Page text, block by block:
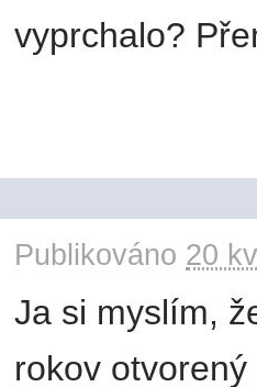
vyprchalo?
Publikováno 20
Ja si myslím,
rokov